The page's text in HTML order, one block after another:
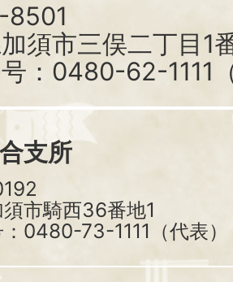
須市三俣二丁目1
：0480-62-1111
支所
市騎西36番地1
0480-73-1111（代表）